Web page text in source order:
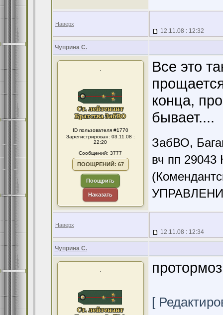
Наверх
12.11.08 : 12:32
Чуприна С.
.
ID пользователя #1770
Зарегистрирован: 03.11.08 :
22:20
Сообщений: 3777
ПООЩРЕНИЙ: 67
Поощрить
Наказать
Все это
конца,
бывает....
ЗабВО,
вч пп 29043
Наверх
12.11.08 : 12:34
Чуприна С.
.
[